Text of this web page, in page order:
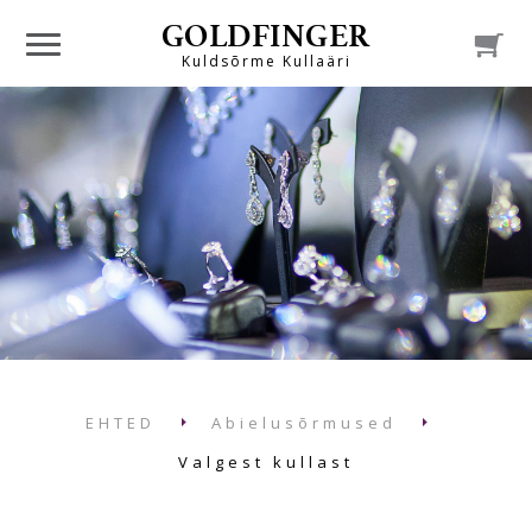
GOLDFINGER
Kuldsõrme Kullaäri

EHTED
Abielusõrmused
Valgest kullast